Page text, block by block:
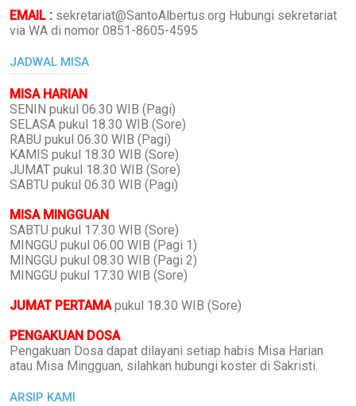
EMAIL : sekretariat@SantoAlbertus.org Hubungi sekretariat
via WA di nomor 0851-8605-4595
JADWAL MISA
MISA HARIAN
SENIN pukul 06.30 WIB (Pagi)
SELASA pukul 18.30 WIB (Sore)
RABU pukul 06.30 WIB (Pagi)
KAMIS pukul 18.30 WIB (Sore)
JUMAT pukul 18.30 WIB (Sore)
SABTU pukul 06.30 WIB (Pagi)
MISA MINGGUAN
SABTU pukul 17.30 WIB (Sore)
MINGGU pukul 06.00 WIB (Pagi 1)
MINGGU pukul 08.30 WIB (Pagi 2)
MINGGU pukul 17.30 WIB (Sore)
JUMAT PERTAMA pukul 18.30 WIB (Sore)
PENGAKUAN DOSA
Pengakuan Dosa dapat dilayani setiap habis Misa Harian
atau Misa Mingguan, silahkan hubungi koster di Sakristi.
ARSIP KAMI